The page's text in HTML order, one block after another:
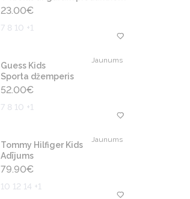
23.00€
7 8 10 +1
Jaunums
Guess Kids
Sporta džemperis
52.00€
7 8 10 +1
Jaunums
Tommy Hilfiger Kids
Adījums
79.90€
10 12 14 +1